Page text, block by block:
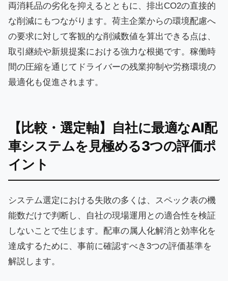
両消耗品の劣化を抑えるとともに、排出CO2の直接的
な削減にもつながります。荷主企業からの環境配慮へ
の要求に対して客観的な削減数値を算出できる点は、
取引継続や新規提案における強力な根拠です。稼働時
間の圧縮を通じてドライバーの残業抑制や労務環境の
最適化も促進されます。
【比較・選定軸】自社に最適なAI配
車システムを見極める3つの評価ポ
イント
システム選定における失敗の多くは、スペック表の機
能数だけで判断し、自社の現場運用との適合性を検証
しないことで生じます。配車の属人化解消と効率化を
達成するために、事前に確認すべき3つの評価基準を
解説します。